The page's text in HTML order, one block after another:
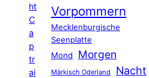
ht
C
a
p
tr
ai
Vorpommern
Mecklenburgische
Seenplatte
Mond
Morgen
Märkisch Oderland Nacht